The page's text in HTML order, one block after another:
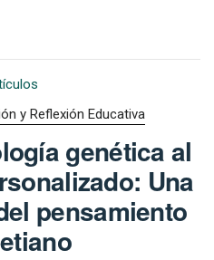
y Reflexión Educativa
genética al
Una
pensamiento